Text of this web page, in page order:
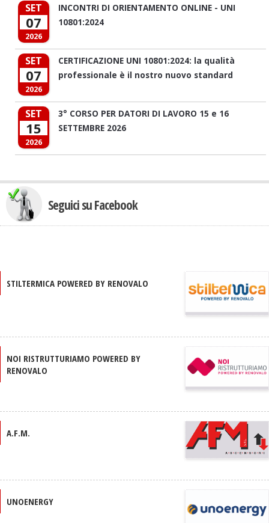
SET
07
2026
INCONTRI DI ORIENTAMENTO ONLINE - UNI
10801:2024
SET
07
2026
CERTIFICAZIONE UNI 10801:2024: la qualità
professionale è il nostro nuovo standard
SET
15
2026
3° CORSO PER DATORI DI LAVORO 15 e 16
SETTEMBRE 2026
Seguici su Facebook
STILTERMICA POWERED BY RENOVALO
NOI RISTRUTTURIAMO POWERED BY
RENOVALO
A.F.M.
UNOENERGY